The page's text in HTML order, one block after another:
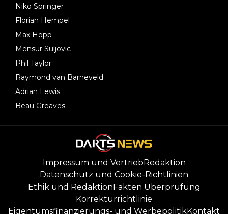
Niko Springer
Florian Hempel
Max Hopp
Mensur Suljovic
Phil Taylor
Raymond van Barneveld
Adrian Lewis
Beau Greaves
Impressum und VertriebRedaktion
Datenschutz und Cookie-Richtlinien
Ethik und RedaktionFakten Überprüfung
Korrekturrichtlinie
Eigentumsfinanzierungs- und WerbepolitikKontakt